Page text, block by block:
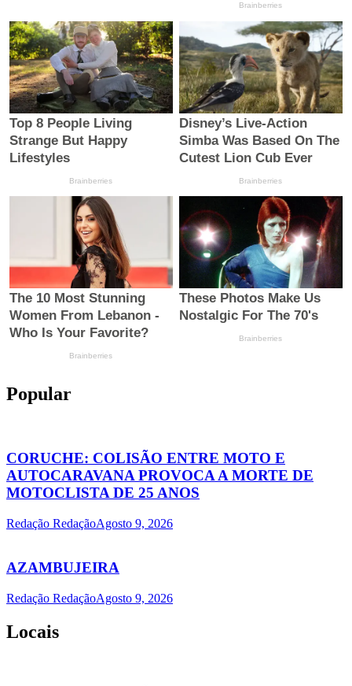
Popular
CORUCHE: COLISÃO ENTRE MOTO E
AUTOCARAVANA PROVOCA A MORTE DE
MOTOCLISTA DE 25 ANOS
Redação RedaçãoAgosto 9, 2026
AZAMBUJEIRA
Redação RedaçãoAgosto 9, 2026
Locais